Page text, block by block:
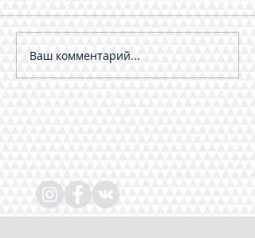
Ваш комментарий...